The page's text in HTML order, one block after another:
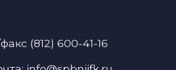
(812) 600-41-16